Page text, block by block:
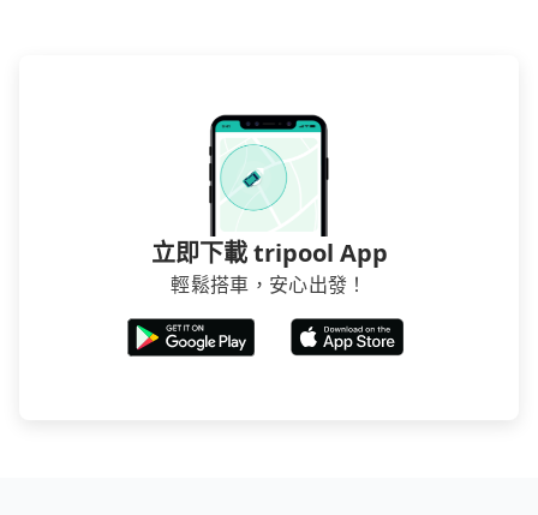
得便宜，但缺點就是多數要匯款並再人工確認。假如不
介意多花一點錢省下這些瑣碎的事，台灣本土的AsiaYo
或者國際Airbnb都值得推薦。
立即下載 tripool App
輕鬆搭車，安心出發！